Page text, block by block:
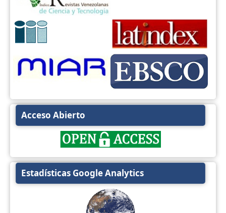
Acceso Abierto
Estadísticas Google Analytics